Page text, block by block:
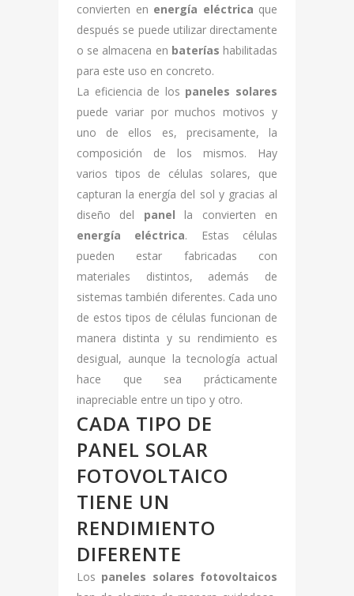
convierten en energía eléctrica que
después se puede utilizar directamente
o se almacena en baterías habilitadas
para este uso en concreto.
La eficiencia de los paneles solares
puede variar por muchos motivos y
uno de ellos es, precisamente, la
composición de los mismos. Hay
varios tipos de células solares, que
capturan la energía del sol y gracias al
diseño del panel la convierten en
energía eléctrica. Estas células
pueden estar fabricadas con
materiales distintos, además de
sistemas también diferentes. Cada uno
de estos tipos de células funcionan de
manera distinta y su rendimiento es
desigual, aunque la tecnología actual
hace que sea prácticamente
inapreciable entre un tipo y otro.
CADA TIPO DE
PANEL SOLAR
FOTOVOLTAICO
TIENE UN
RENDIMIENTO
DIFERENTE
Los paneles solares fotovoltaicos